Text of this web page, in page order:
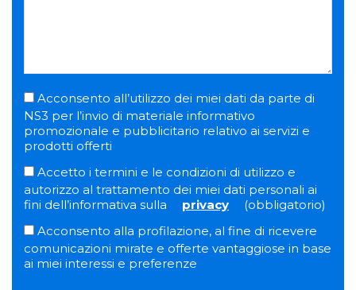
Acconsento all’utilizzo dei miei dati da parte di
NS3 per l’invio di materiale informativo
promozionale e pubblicitario relativo ai servizi e
prodotti offerti
Accetto i termini e le condizioni di utilizzo e
autorizzo al trattamento dei miei dati personali ai
fini dell’informativa sulla
privacy
(obbligatorio)
Acconsento alla profilazione, al fine di ricevere
comunicazioni mirate e offerte vantaggiose in base
ai miei interessi e preferenze